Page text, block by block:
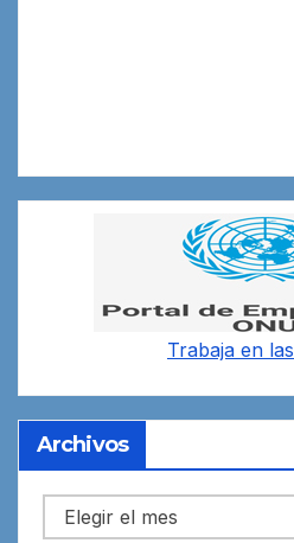
Trabaja en las
Archivos
Archivos